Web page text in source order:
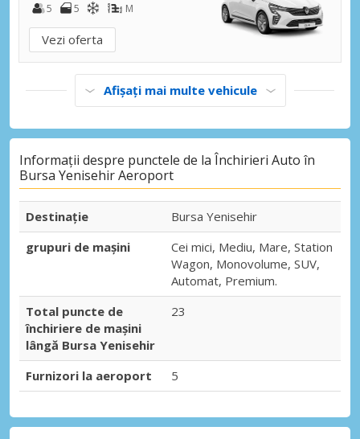
5
5 M
Vezi oferta
Afișați mai multe vehicule
Informații despre punctele de la Închirieri Auto în
Bursa Yenisehir Aeroport
Destinaţie
Bursa Yenisehir
grupuri de mașini
Cei mici, Mediu, Mare, Station
Wagon, Monovolume, SUV,
Automat, Premium.
Total puncte de
închiriere de mașini
lângă Bursa Yenisehir
23
Furnizori la aeroport 5